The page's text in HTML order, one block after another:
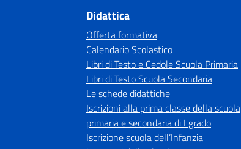
Didattica
Offerta formativa
Calendario Scolastico
Libri di Testo e Cedole Scuola Primaria
Libri di Testo Scuola Secondaria
Le schede didattiche
Iscrizioni alla prima classe della scuola
primaria e secondaria di I grado
Iscrizione scuola dell’Infanzia